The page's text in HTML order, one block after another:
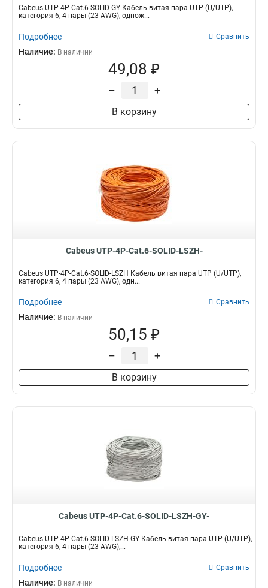
Cabeus UTP-4P-Cat.6-SOLID-GY Кабель витая пара UTP (U/UTP),
категория 6, 4 пары (23 AWG), однож...
Подробнее Сравнить
Наличие: В наличии
49,08 ₽
– +
В корзину
Cabeus UTP-4P-Cat.6-SOLID-LSZH-
Cabeus UTP-4P-Cat.6-SOLID-LSZH Кабель витая пара UTP (U/UTP),
категория 6, 4 пары (23 AWG), одн...
Подробнее Сравнить
Наличие: В наличии
50,15 ₽
– +
В корзину
Cabeus UTP-4P-Cat.6-SOLID-LSZH-GY-
Cabeus UTP-4P-Cat.6-SOLID-LSZH-GY Кабель витая пара UTP (U/UTP),
категория 6, 4 пары (23 AWG),...
Подробнее Сравнить
Наличие: В наличии